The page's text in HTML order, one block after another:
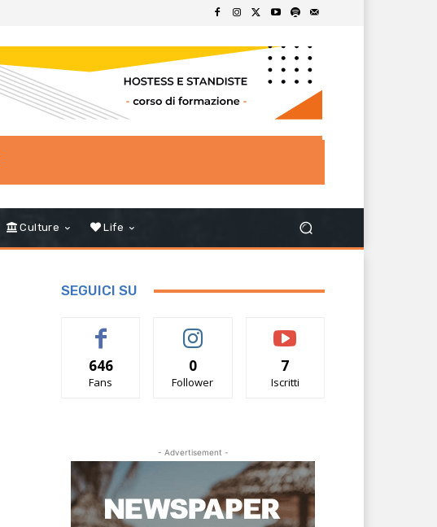
Culture Life
SEGUICI SU
646
Fans
0
Follower
7
Iscritti
- Advertisement -